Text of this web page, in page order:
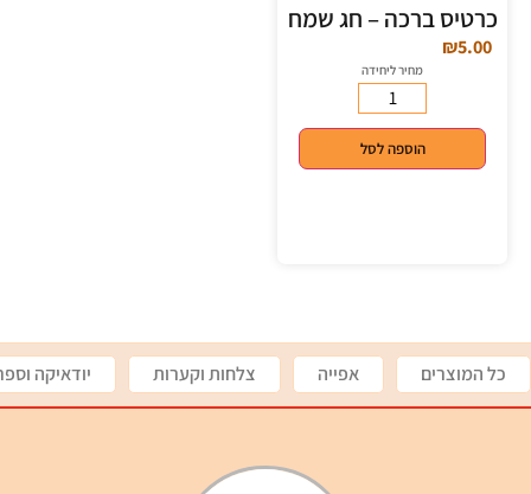
כרטיס ברכה – חג שמח
₪5.00
מחיר ליחידה
הוספה לסל
כל המוצרים אפייה צלחות וקערות יודאיקה